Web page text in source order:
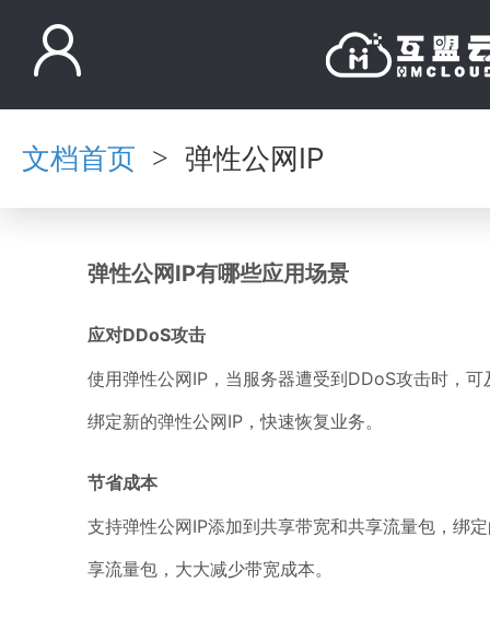
文档首页 > 弹性公网IP
弹性公网IP有哪些应用场景
应对DDoS攻击
使用弹性公网IP，当服务器遭受到DDoS攻击时，
绑定新的弹性公网IP，快速恢复业务。
节省成本
支持弹性公网IP添加到共享带宽和共享流量包，绑
享流量包，大大减少带宽成本。